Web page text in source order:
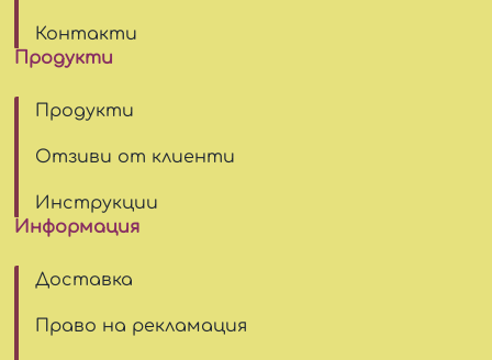
Контакти
Продукти
Продукти
Отзиви от клиенти
Инструкции
Информация
Доставка
Право на рекламация